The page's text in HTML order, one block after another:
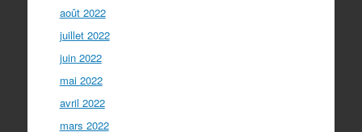
août 2022
juillet 2022
juin 2022
mai 2022
avril 2022
mars 2022